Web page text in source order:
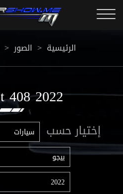
الرئيسية > الصور >
2022 Peugeot 408
إختيار حسب